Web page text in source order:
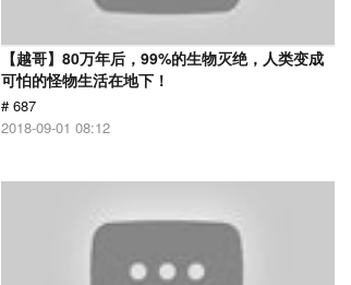
【越哥】80万年后，99%的生物灭绝，人类变成
可怕的怪物生活在地下！
# 687
2018-09-01 08:12